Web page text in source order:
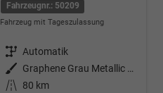
Fahrzeugnr.: 50209
Fahrzeug mit Tageszulassung
Getriebe Automatik
Außenfarbe
Graphene Grau Metallic (R6)
Kilometerstand
80 km